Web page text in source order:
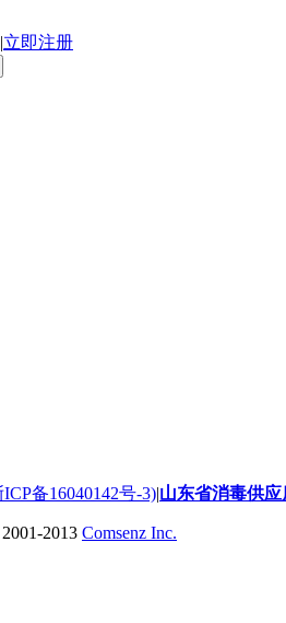
|立即注册
ICP备16040142号-3)|山东省消毒供
2013 Comsenz Inc.